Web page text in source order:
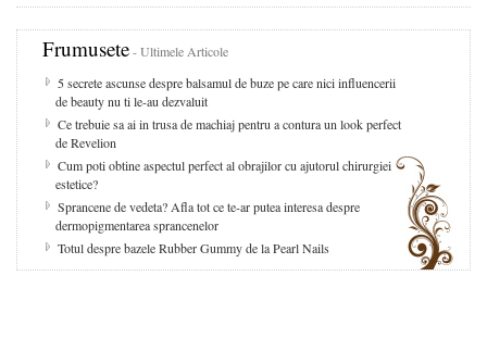
Frumusete- Ultimele Articole
5 secrete ascunse despre balsamul de buze pe care nici influencerii
de beauty nu ti le-au dezvaluit
Ce trebuie sa ai in trusa de machiaj pentru a contura un look perfect
de Revelion
Cum poti obtine aspectul perfect al obrajilor cu ajutorul chirurgiei
estetice?
Sprancene de vedeta? Afla tot ce te-ar putea interesa despre
dermopigmentarea sprancenelor
Totul despre bazele Rubber Gummy de la Pearl Nails